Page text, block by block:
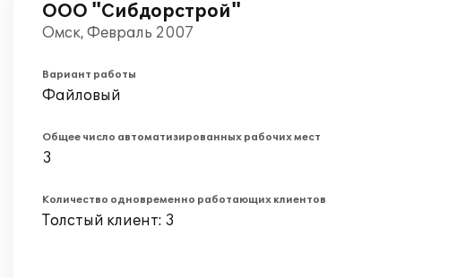
ООО "Сибдорстрой"
Омск, Февраль 2007
Вариант работы
Файловый
Общее число автоматизированных рабочих мест
3
Количество одновременно работающих клиентов
Толстый клиент: 3